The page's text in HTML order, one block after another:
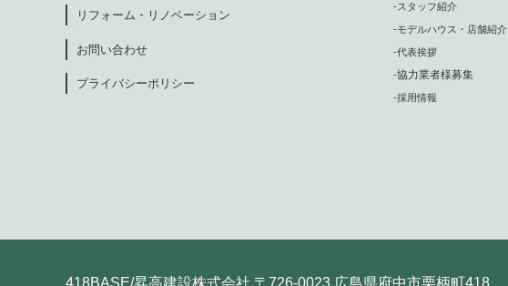
リフォーム・リノベーション
お問い合わせ
プライバシーポリシー
-スタッフ紹介
-モデルハウス・店舗紹介
-代表挨拶
-協力業者様募集
-採用情報
418BASE/昇高建設株式会社 〒726-0023 広島県府中市栗柄町418